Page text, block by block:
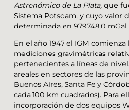
Astronómico de La Plata, que
Sistema Potsdam, y cuyo valor
determinada en 979748,0 mGal.
En el año 1947 el IGM
mediciones gravimétricas
pertenecientes a líneas de
areales en sectores de las
Buenos Aires, Santa Fe y
cada 100 km cuadrados). Para
incorporación de dos equipos